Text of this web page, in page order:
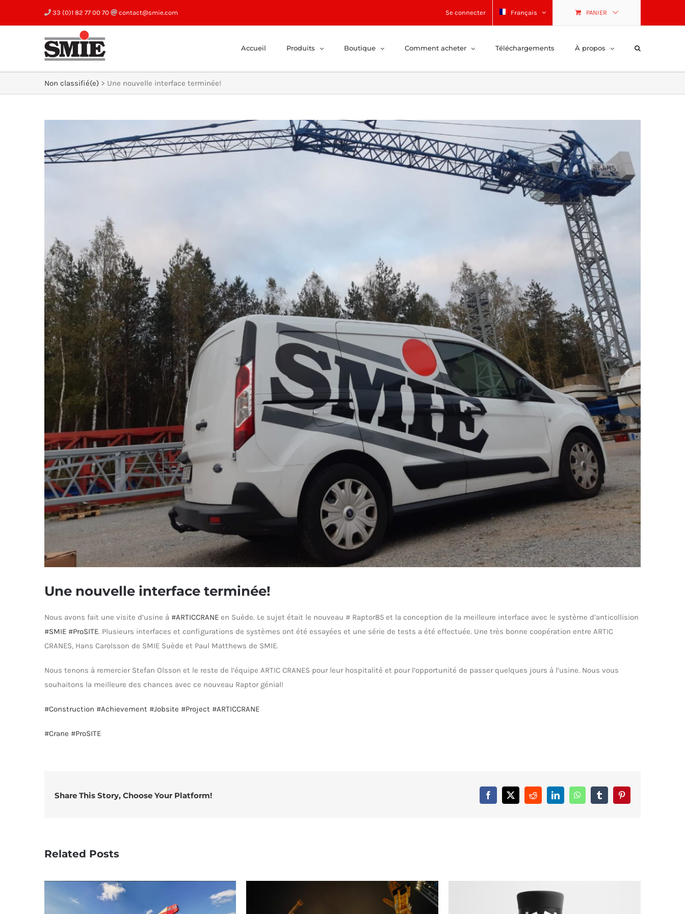
33 (0)1 82 77 00 70 contact@smie.com Se connecter Français PANIER
Accueil Produits Boutique Comment acheter Téléchargements À propos
Non classifié(e) > Une nouvelle interface terminée!
Image
Une nouvelle interface terminée!
Nous avons fait une visite d’usine à #ARTICCRANE en Suède. Le sujet était le nouveau # Raptor85 et la conception de la meilleure interface avec le système d’anticollision
#SMIE #ProSITE. Plusieurs interfaces et configurations de systèmes ont été essayées et une série de tests a été effectuée. Une très bonne coopération entre ARTIC
CRANES, Hans Carolsson de SMIE Suède et Paul Matthews de SMIE.
Nous tenons à remercier Stefan Olsson et le reste de l’équipe ARTIC CRANES pour leur hospitalité et pour l’opportunité de passer quelques jours à l’usine. Nous vous
souhaitons la meilleure des chances avec ce nouveau Raptor génial!
#Construction #Achievement #Jobsite #Project #ARTICCRANE
#Crane #ProSITE
Share This Story, Choose Your Platform! Facebook
X RedditLinkedInWhatsAppTumblrPinterest
Related Posts